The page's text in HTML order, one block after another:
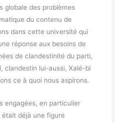
globale des problèmes
du contenu de
dans cette université qui
réponse aux besoins de
de clandestinité du parti,
clandestin lui-aussi, Xalé-bi
ce à quoi nous aspirons.
engagées, en particulier
déjà une figure